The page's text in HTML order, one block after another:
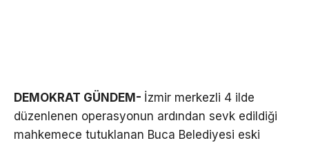
DEMOKRAT GÜNDEM- İzmir merkezli 4 ilde
düzenlenen operasyonun ardından sevk edildiği
mahkemece tutuklanan Buca Belediyesi eski